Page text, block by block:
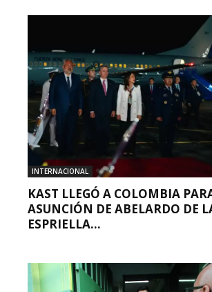
INTERNACIONAL
KAST LLEGÓ A COLOMBIA
ASUNCIÓN DE ABELARDO DE
ESPRIELLA...